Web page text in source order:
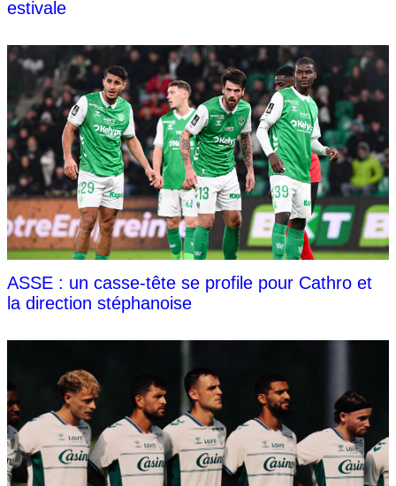
estivale
ASSE : un casse-tête se profile pour Cathro et
la direction stéphanoise